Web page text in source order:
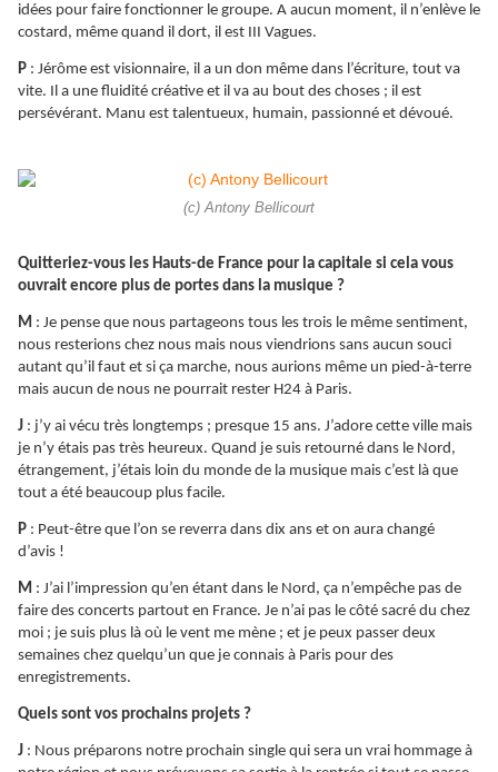
idées pour faire fonctionner le groupe. A aucun moment, il n’enlève le
costard, même quand il dort, il est III Vagues.
P : Jérôme est visionnaire, il a un don même dans l’écriture, tout va
vite. Il a une fluidité créative et il va au bout des choses ; il est
persévérant. Manu est talentueux, humain, passionné et dévoué.
(c) Antony Bellicourt
Quitteriez-vous les Hauts-de France pour la capitale si cela vous
ouvrait encore plus de portes dans la musique ?
M : Je pense que nous partageons tous les trois le même sentiment,
nous resterions chez nous mais nous viendrions sans aucun souci
autant qu’il faut et si ça marche, nous aurions même un pied-à-terre
mais aucun de nous ne pourrait rester H24 à Paris.
J : j’y ai vécu très longtemps ; presque 15 ans. J’adore cette ville mais
je n’y étais pas très heureux. Quand je suis retourné dans le Nord,
étrangement, j’étais loin du monde de la musique mais c’est là que
tout a été beaucoup plus facile.
P : Peut-être que l’on se reverra dans dix ans et on aura changé
d’avis !
M : J’ai l’impression qu’en étant dans le Nord, ça n’empêche pas de
faire des concerts partout en France. Je n’ai pas le côté sacré du chez
moi ; je suis plus là où le vent me mène ; et je peux passer deux
semaines chez quelqu’un que je connais à Paris pour des
enregistrements.
Quels sont vos prochains projets ?
J : Nous préparons notre prochain single qui sera un vrai hommage à